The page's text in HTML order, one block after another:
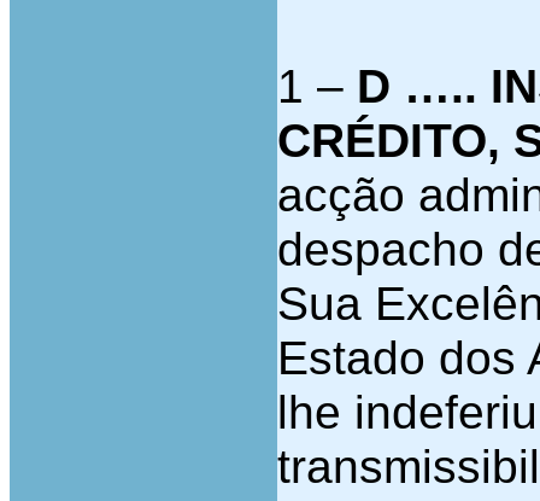
1 – D …..
CRÉDITO,
acção
despacho
Sua
Estado dos
lhe